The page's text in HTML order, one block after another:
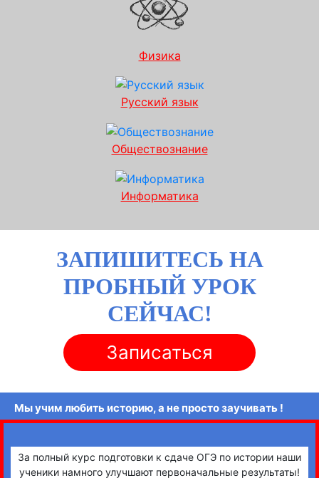
Физика
Русский язык
Обществознание
Информатика
ЗАПИШИТЕСЬ НА
ПРОБНЫЙ УРОК
СЕЙЧАС!
Записаться
Мы учим любить историю, а не просто заучивать !
За полный курс подготовки к сдаче ОГЭ по истории наши
ученики намного улучшают первоначальные результаты!